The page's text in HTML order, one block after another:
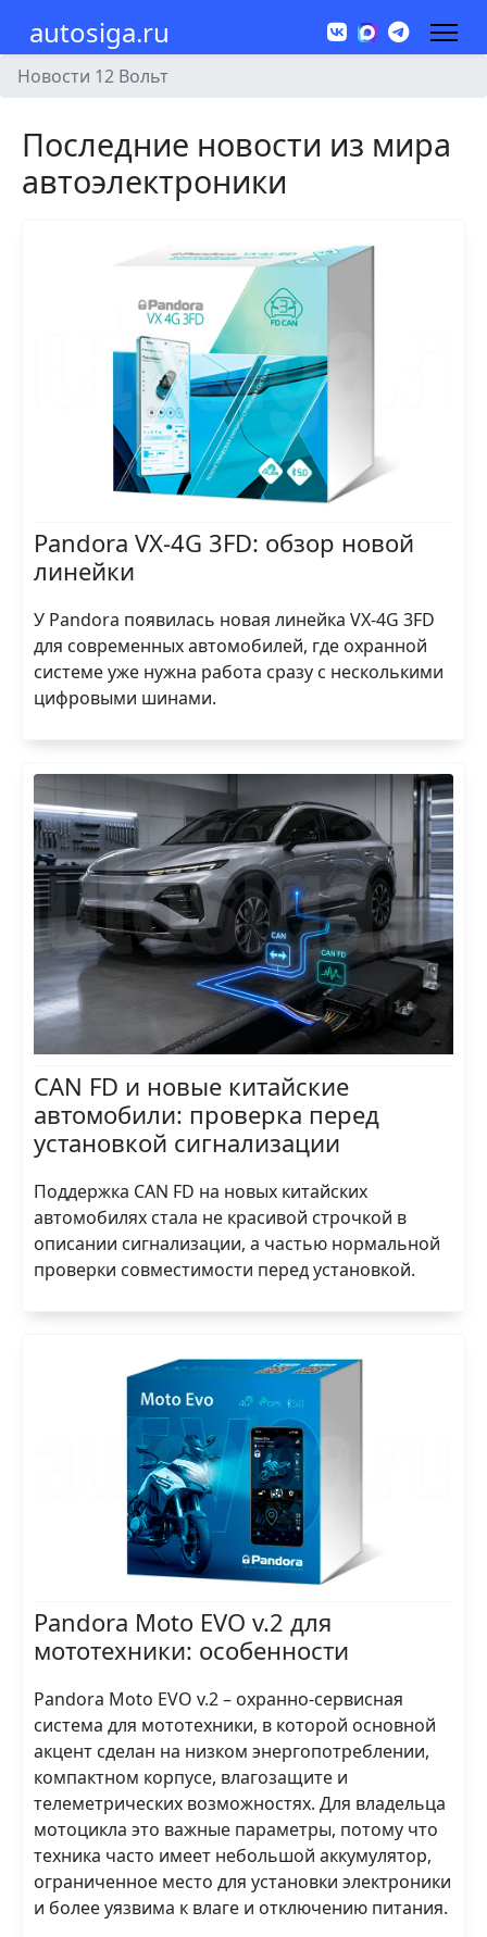
autosiga.ru
Новости 12 Вольт
Последние новости из мира
автоэлектроники
Pandora VX-4G 3FD: обзор новой
линейки
У Pandora появилась новая линейка VX-4G 3FD
для современных автомобилей, где охранной
системе уже нужна работа сразу с несколькими
цифровыми шинами.
CAN FD и новые китайские
автомобили: проверка перед
установкой сигнализации
Поддержка CAN FD на новых китайских
автомобилях стала не красивой строчкой в
описании сигнализации, а частью нормальной
проверки совместимости перед установкой.
Pandora Moto EVO v.2 для
мототехники: особенности
Pandora Moto EVO v.2 – охранно-сервисная
система для мототехники, в которой основной
акцент сделан на низком энергопотреблении,
компактном корпусе, влагозащите и
телеметрических возможностях. Для владельца
мотоцикла это важные параметры, потому что
техника часто имеет небольшой аккумулятор,
ограниченное место для установки электроники
и более уязвима к влаге и отключению питания.